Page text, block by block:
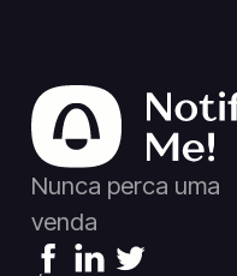
Nunca perca uma
venda